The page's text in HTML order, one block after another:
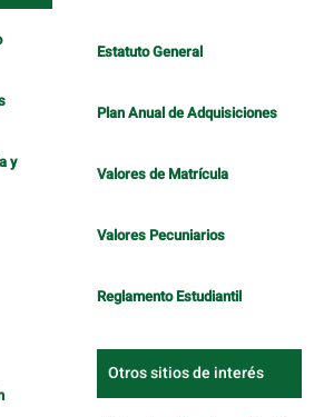
y
Estatuto General
Plan Anual de Adquisiciones
Valores de Matrícula
Valores Pecuniarios
Reglamento Estudiantil
Otros sitios de interés